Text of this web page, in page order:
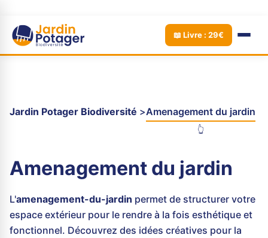
📖 Livre : 29€
Jardin Potager Biodiversité Amenagement du jardin
👆
Amenagement du jardin
L'amenagement-du-jardin permet de structurer votre
espace extérieur pour le rendre à la fois esthétique et
fonctionnel. Découvrez des idées créatives pour la